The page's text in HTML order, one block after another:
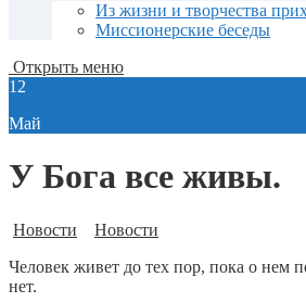
Из жизни и творчества
Миссионерские беседы
Открыть меню
12
Май
У Бога все живы.
Новости
Новости
Человек живет до тех пор, пока о нем
нет.